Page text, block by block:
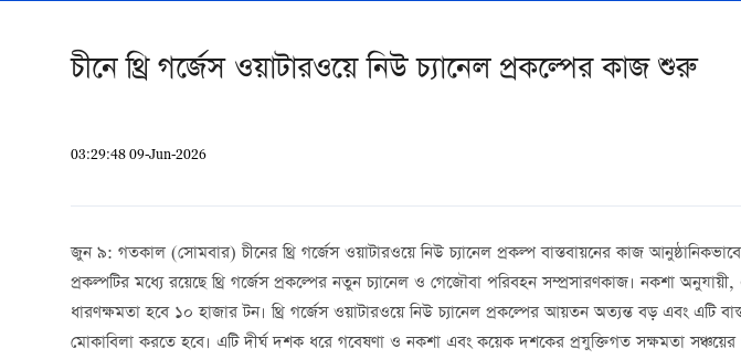
চীনে থ্রি গর্জেস ওয়াটারওয়ে নিউ চ্যানেল প্রকল্পের কাজ শুরু
03:29:48 09-Jun-2026
জুন ৯: গতকাল (সোমবার) চীনের থ্রি গর্জেস ওয়াটারওয়ে নিউ চ্যানেল প্রকল্প বাস্তবায়নের কাজ
প্রকল্পটির মধ্যে রয়েছে থ্রি গর্জেস প্রকল্পের নতুন চ্যানেল ও গেজৌবা পরিবহন সম্প্রসারণকাজ। নকশা
ধারণক্ষমতা হবে ১০ হাজার টন। থ্রি গর্জেস ওয়াটারওয়ে নিউ চ্যানেল প্রকল্পের আয়তন অত্যন্ত বড় এবং এটি
মোকাবিলা করতে হবে। এটি দীর্ঘ দশক ধরে গবেষণা ও নকশা এবং কয়েক দশকের প্রযুক্তিগত সক্ষমতা সঞ্চয়ের